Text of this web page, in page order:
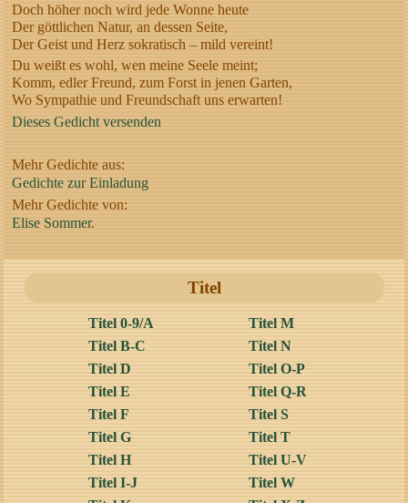
Doch höher noch wird jede Wonne heute
Der göttlichen Natur, an dessen Seite,
Der Geist und Herz sokratisch – mild vereint!
Du weißt es wohl, wen meine Seele meint;
Komm, edler Freund, zum Forst in jenen Garten,
Wo Sympathie und Freundschaft uns erwarten!
Dieses Gedicht versenden
Mehr Gedichte aus:
Gedichte zur Einladung
Mehr Gedichte von:
Elise Sommer.
Titel
Titel 0-9/A
Titel B-C
Titel D
Titel E
Titel F
Titel G
Titel H
Titel I-J
Titel M
Titel N
Titel O-P
Titel Q-R
Titel S
Titel T
Titel U-V
Titel W